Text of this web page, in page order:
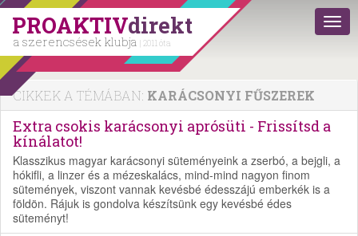
PROAKTIVdirekt
a szerencsések klubja | 2011 óta
CIKKEK A TÉMÁBAN: KARÁCSONYI FŰSZEREK
Extra csokis karácsonyi aprósüti - Frissítsd a
kínálatot!
Klasszikus magyar karácsonyi süteményeink a zserbó, a bejgli, a
hókifli, a linzer és a mézeskalács, mind-mind nagyon finom
sütemények, viszont vannak kevésbé édesszájú emberkék is a
földön. Rájuk is gondolva készítsünk egy kevésbé édes
süteményt!